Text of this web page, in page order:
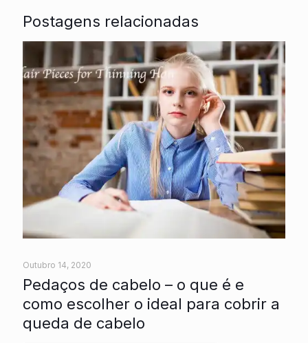
Postagens relacionadas
Outubro 14, 2020
Pedaços de cabelo – o que é e
como escolher o ideal para cobrir a
queda de cabelo